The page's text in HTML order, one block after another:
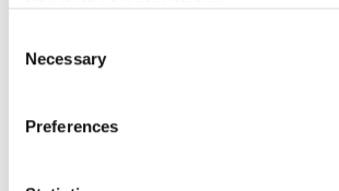
Necessary
Preferences
プレミアグループ、バイク王&カンパニー